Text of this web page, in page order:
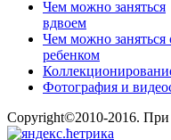
Чем можно заняться
вдвоем
Чем можно заняться
ребенком
Фотография и
Copyright©2010-2016. При